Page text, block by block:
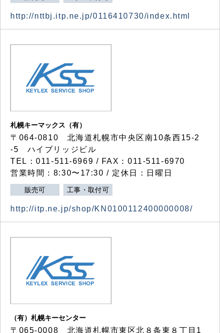
http://nttbj.itp.ne.jp/0116410730/index.html
札幌キーマックス（有）
〒064-0810 北海道札幌市中央区南10条西15-2
-5 ハイブリッジビル
TEL：011-511-6969 / FAX：011-511-6970
営業時間：8:30〜17:30 / 定休日：日曜日
販売可 工事・取付可
http://itp.ne.jp/shop/KN0100112400000008/
（有）札幌キーセンター
〒065-0008 北海道札幌市東区北８条東８丁目1